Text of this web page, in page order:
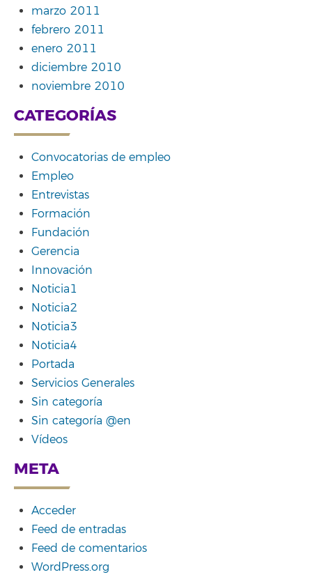
marzo 2011
febrero 2011
enero 2011
diciembre 2010
noviembre 2010
CATEGORÍAS
Convocatorias de empleo
Empleo
Entrevistas
Formación
Fundación
Gerencia
Innovación
Noticia1
Noticia2
Noticia3
Noticia4
Portada
Servicios Generales
Sin categoría
Sin categoría @en
Vídeos
META
Acceder
Feed de entradas
Feed de comentarios
WordPress.org